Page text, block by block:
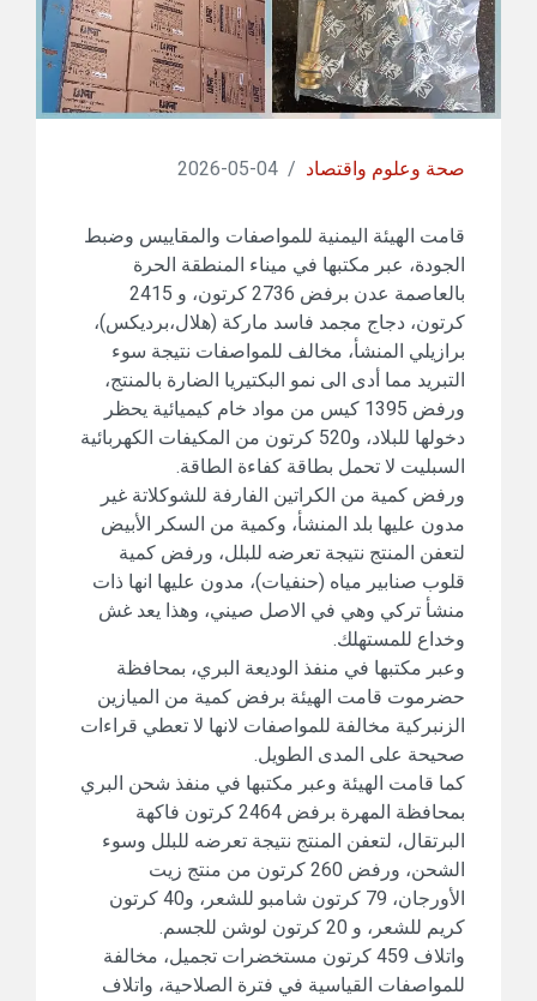
صحة وعلوم واقتصاد /
04-05-2026
قامت الهيئة اليمنية للمواصفات والمقاييس وضبط
الجودة، عبر مكتبها في ميناء المنطقة الحرة
بالعاصمة عدن برفض 2736 كرتون، و 2415
كرتون، دجاج مجمد فاسد ماركة (هلال،برديكس)،
برازيلي المنشأ، مخالف للمواصفات نتيجة سوء
التبريد مما أدى الى نمو البكتيريا الضارة بالمنتج،
ورفض 1395 كيس من مواد خام كيميائية يحظر
دخولها للبلاد، و520 كرتون من المكيفات الكهربائية
السبليت لا تحمل بطاقة كفاءة الطاقة.
ورفض كمية من الكراتين الفارفة للشوكلاتة غير
مدون عليها بلد المنشأ، وكمية من السكر الأبيض
لتعفن المنتج نتيجة تعرضه للبلل، ورفض كمية
قلوب صنابير مياه (حنفيات)، مدون عليها انها ذات
منشأ تركي وهي في الاصل صيني، وهذا يعد غش
وخداع للمستهلك.
وعبر مكتبها في منفذ الوديعة البري، بمحافظة
حضرموت قامت الهيئة برفض كمية من الميازين
الزنبركية مخالفة للمواصفات لانها لا تعطي قراءات
صحيحة على المدى الطويل.
كما قامت الهيئة وعبر مكتبها في منفذ شحن البري
بمحافظة المهرة برفض 2464 كرتون فاكهة
البرتقال، لتعفن المنتج نتيجة تعرضه للبلل وسوء
الشحن، ورفض 260 كرتون من منتج زيت
الأورجان، 79 كرتون شامبو للشعر، و40 كرتون
كريم للشعر، و 20 كرتون لوشن للجسم.
واتلاف 459 كرتون مستخضرات تجميل، مخالفة
للمواصفات القياسية في فترة الصلاحية، واتلاف